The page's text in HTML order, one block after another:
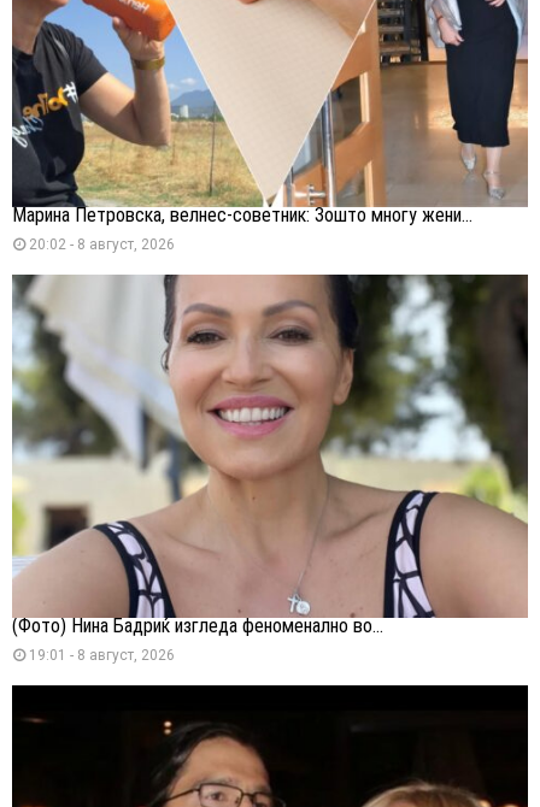
Марина Петровска, велнес-советник: Зошто многу жени...
20:02 - 8 август, 2026
(Фото) Нина Бадриќ изгледа феноменално во...
19:01 - 8 август, 2026